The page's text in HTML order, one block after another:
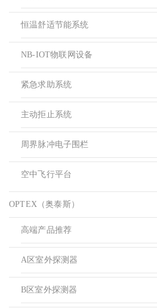
恒温舒适节能系统
NB-IOT物联网设备
紧急求助系统
主动拒止系统
周界脉冲电子围栏
空中飞行平台
OPTEX（奥泰斯）
高端产品推荐
A区室外探测器
B区室外探测器